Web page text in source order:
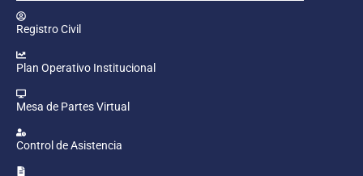
Registro Civil
Plan Operativo Institucional
Mesa de Partes Virtual
Control de Asistencia